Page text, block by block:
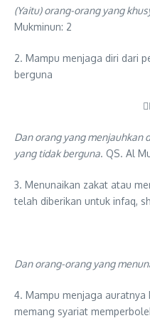
(Yaitu) orang-orang yang
Mukminun: 2
2. Mampu menjaga diri dari
berguna
Dan orang yang menjauhkan
yang tidak berguna. QS. Al
3. Menunaikan zakat atau
telah diberikan untuk infaq,
Dan orang-orang yang
4. Mampu menjaga
memang syariat